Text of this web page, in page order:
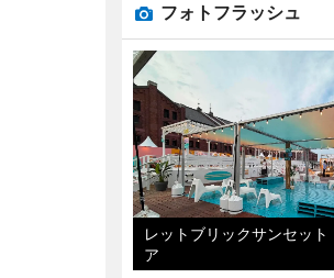
フォトフラッシュ
レットブリックサンセッ
ア